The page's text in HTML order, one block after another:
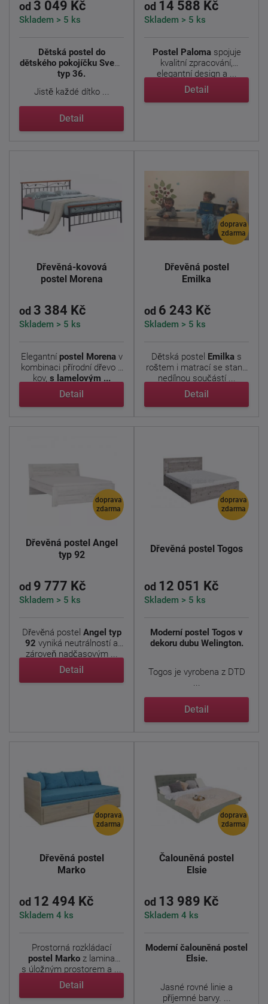
od 3 049 Kč
Skladem > 5 ks
Dětská postel do
dětského pokojíčku Svend
typ 36.
Jistě každé dítko ...
Detail
od 14 588 Kč
Skladem > 5 ks
Postel Palomaspojuje
kvalitní zpracování,
elegantní design a ...
Detail
Dřevěná-kovová
postel Morena
od 3 384 Kč
Skladem > 5 ks
Elegantnípostel Morenav
kombinaci přírodní dřevo +
kov, s lamelovým ...
Detail
doprava
zdarma
Dřevěná postel
Emilka
od 6 243 Kč
Skladem > 5 ks
Dětská postel Emilka s
roštem i matrací se stane
nedílnou součástí ...
Detail
doprava
zdarma
Dřevěná postel Angel
typ 92
od 9 777 Kč
Skladem > 5 ks
Dřevěná postel Angel typ
92 vyniká neutrálností a
zároveň nadčasovým ...
Detail
doprava
zdarma
Dřevěná postel Togos
od 12 051 Kč
Skladem > 5 ks
Moderní postel Togos v
dekoru dubu Welington.
Togos je vyrobena z DTD
...
Detail
doprava
zdarma
Dřevěná postel
Marko
od 12 494 Kč
Skladem 4 ks
Prostorná rozkládací
postel Marko z lamina
s úložným prostorem a ...
Detail
doprava
zdarma
Čalouněná postel
Elsie
od 13 989 Kč
Skladem 4 ks
Moderní čalouněná postel
Elsie.
Jasné rovné linie a
příjemné barvy. ...